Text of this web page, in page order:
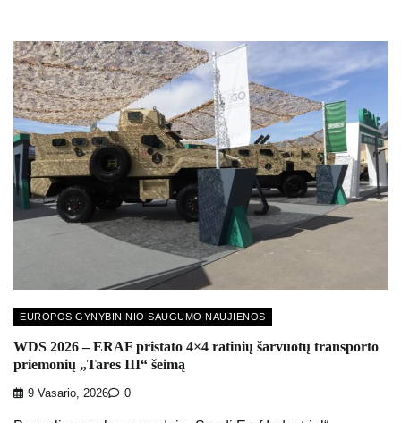
EUROPOS GYNYBININIO SAUGUMO NAUJIENOS
WDS 2026 – ERAF pristato 4×4 ratinių šarvuotų transporto
priemonių „Tares III“ šeimą
9 Vasario, 2026 0